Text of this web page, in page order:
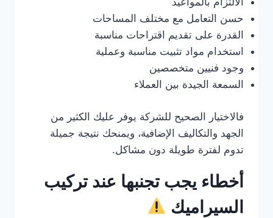
حسن التعامل مع مختلف المساحات
القدرة على تقديم اقتراحات مناسبة
استخدام مواد تثبيت مناسبة وعملية
وجود فنيين متخصصين
السمعة الجيدة بين العملاء
فالاختيار الصحيح للشركة يوفر عليك الكثير من
الجهد والتكاليف الإضافية، ويمنحك نتيجة جميلة
تدوم لفترة طويلة دون مشاكل.
أخطاء يجب تجنبها عند تركيب
السيراميك